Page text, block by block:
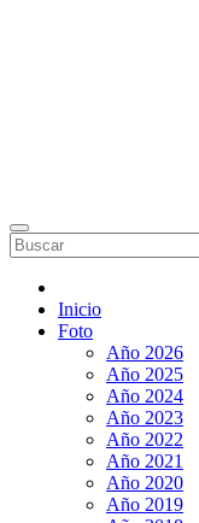
Inicio
Foto
Año 2026
Año 2025
Año 2024
Año 2023
Año 2022
Año 2021
Año 2020
Año 2019